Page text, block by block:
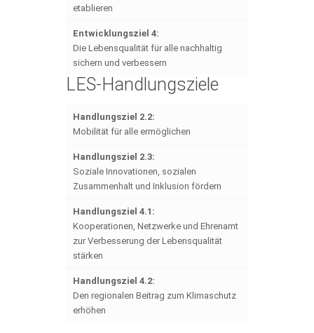
etablieren
Entwicklungsziel 4:
Die Lebensqualität für alle nachhaltig
sichern und verbessern
LES-Handlungsziele
Handlungsziel 2.2:
Mobilität für alle ermöglichen
Handlungsziel 2.3:
Soziale Innovationen, sozialen
Zusammenhalt und Inklusion fördern
Handlungsziel 4.1:
Kooperationen, Netzwerke und Ehrenamt
zur Verbesserung der Lebensqualität
stärken
Handlungsziel 4.2:
Den regionalen Beitrag zum Klimaschutz
erhöhen